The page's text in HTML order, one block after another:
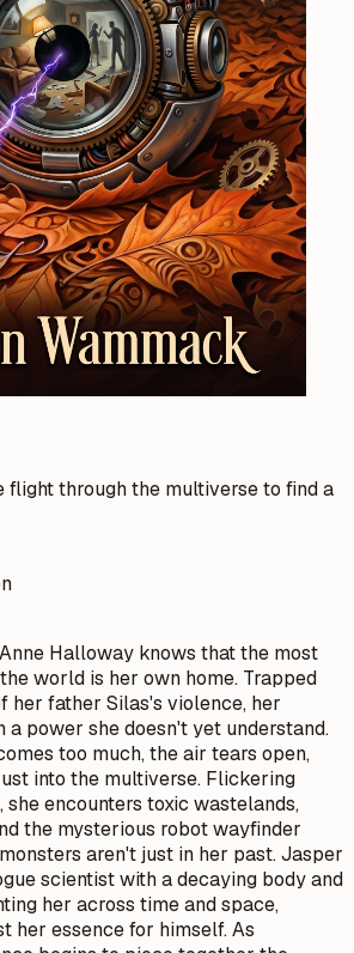
flight through the multiverse to find a
Halloway knows that the most
world is her own home. Trapped
her father Silas's violence, her
a power she doesn't yet understand.
too much, the air tears open,
into the multiverse. Flickering
she encounters toxic wastelands,
the mysterious robot wayfinder
aren't just in her past. Jasper
scientist with a decaying body and
her across time and space,
her essence for himself. As